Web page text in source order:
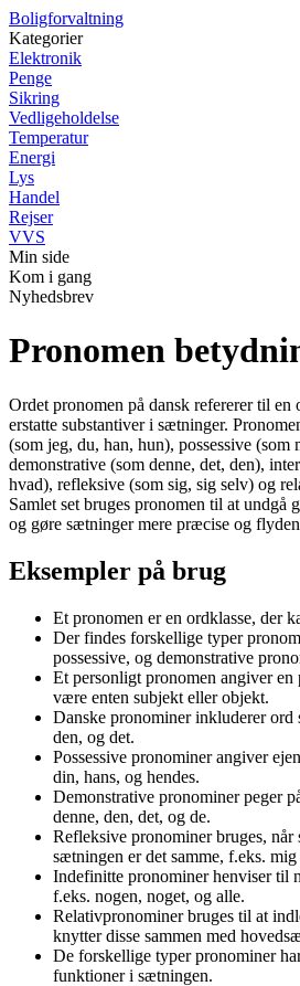
Boligforvaltning
Kategorier
Elektronik
Penge
Sikring
Vedligeholdelse
Temperatur
Energi
Lys
Handel
Rejser
VVS
Min side
Kom i gang
Nyhedsbrev
Pronomen
Ordet pronomen på dansk refererer til en
erstatte substantiver i sætninger.
(som jeg, du, han, hun), possessive (som
demonstrative (som denne, det, den),
hvad), refleksive (som sig, sig selv) og
Samlet set bruges pronomen til at undgå
og gøre sætninger mere præcise og
Eksempler på brug
Et pronomen er en ordklasse, der
Der findes forskellige typer
possessive, og demonstrative
Et personligt pronomen angiver en
være enten subjekt eller objekt.
Danske pronominer inkluderer ord
den, og det.
Possessive pronominer angiver
din, hans, og hendes.
Demonstrative pronominer peger
denne, den, det, og de.
Refleksive pronominer bruges, når
sætningen er det samme, f.eks.
Indefinitte pronominer henviser til
f.eks. nogen, noget, og alle.
Relativpronominer bruges til at
knytter disse sammen med
De forskellige typer pronominer
funktioner i sætningen.